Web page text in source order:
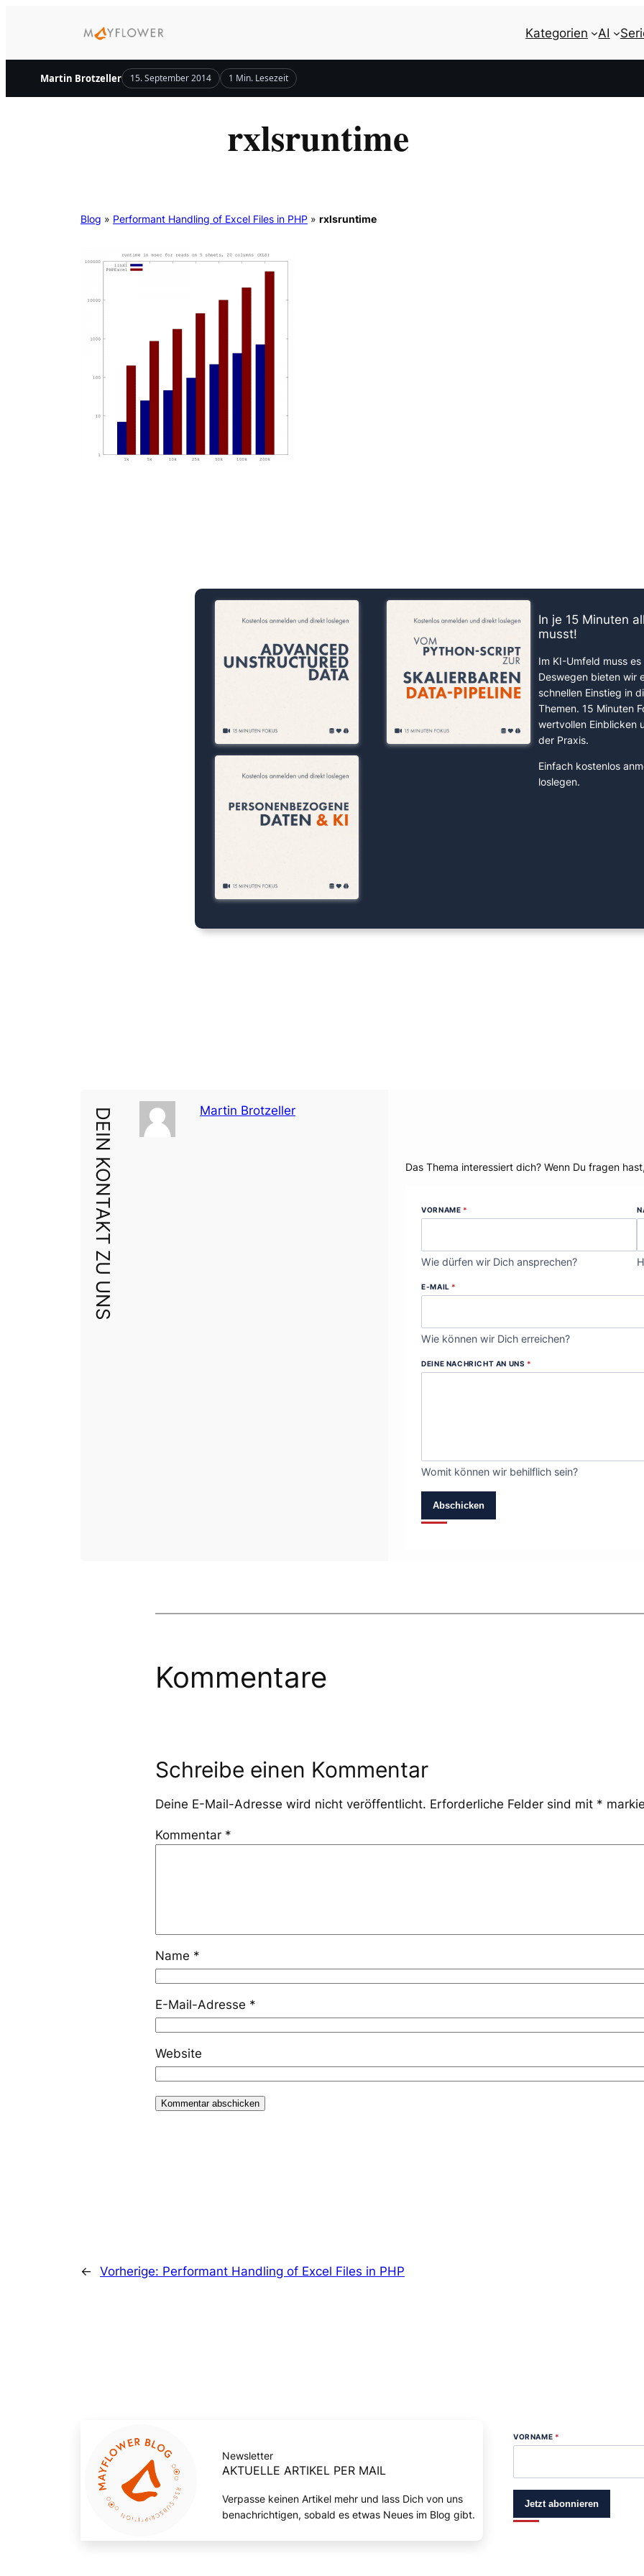
Kategorien AI
Martin Brotzeller 15. September 2014 1 Min. Lesezeit
rxlsruntime
Blog » Performant Handling of Excel Files in PHP » rxlsruntime
In je 15 Minuten
musst!
Im KI-Umfeld muss
Deswegen bieten wir
schnellen Einstieg in
Themen. 15 Minuten
wertvollen Einblicken
der Praxis.
Einfach kostenlos
loslegen.
DEIN KONTAKT ZU UNS Martin Brotzeller
Das Thema interessiert dich? Wenn Du fragen
VORNAME *
Wie dürfen wir Dich ansprechen?
E-MAIL *
Wie können wir Dich erreichen?
DEINE NACHRICHT AN UNS *
Womit können wir behilflich sein?
Abschicken
Kommentare
Schreibe einen Kommentar
Deine E-Mail-Adresse wird nicht veröffentlicht. Erforderliche Felder sind mit *
Kommentar *
Name *
E-Mail-Adresse *
Website
← Vorherige: Performant Handling of Excel Files in PHP
Newsletter
AKTUELLE ARTIKEL PER MAIL
Verpasse keinen Artikel mehr und lass Dich von uns
benachrichtigen, sobald es etwas Neues im Blog gibt.
VORNAME *
Jetzt abonnieren